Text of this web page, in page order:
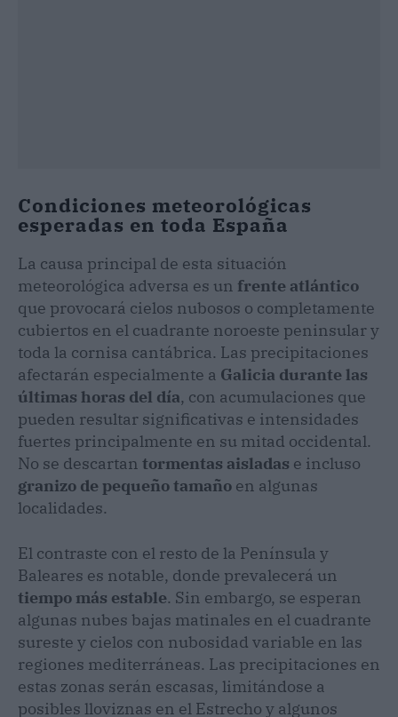
Condiciones meteorológicas
esperadas en toda España
La causa principal de esta situación
meteorológica adversa es un frente atlántico
que provocará cielos nubosos o completamente
cubiertos en el cuadrante noroeste peninsular y
toda la cornisa cantábrica. Las precipitaciones
afectarán especialmente a Galicia durante las
últimas horas del día, con acumulaciones que
pueden resultar significativas e intensidades
fuertes principalmente en su mitad occidental.
No se descartan tormentas aisladas e incluso
granizo de pequeño tamaño en algunas
localidades.
El contraste con el resto de la Península y
Baleares es notable, donde prevalecerá un
tiempo más estable. Sin embargo, se esperan
algunas nubes bajas matinales en el cuadrante
sureste y cielos con nubosidad variable en las
regiones mediterráneas. Las precipitaciones en
estas zonas serán escasas, limitándose a
posibles lloviznas en el Estrecho y algunos